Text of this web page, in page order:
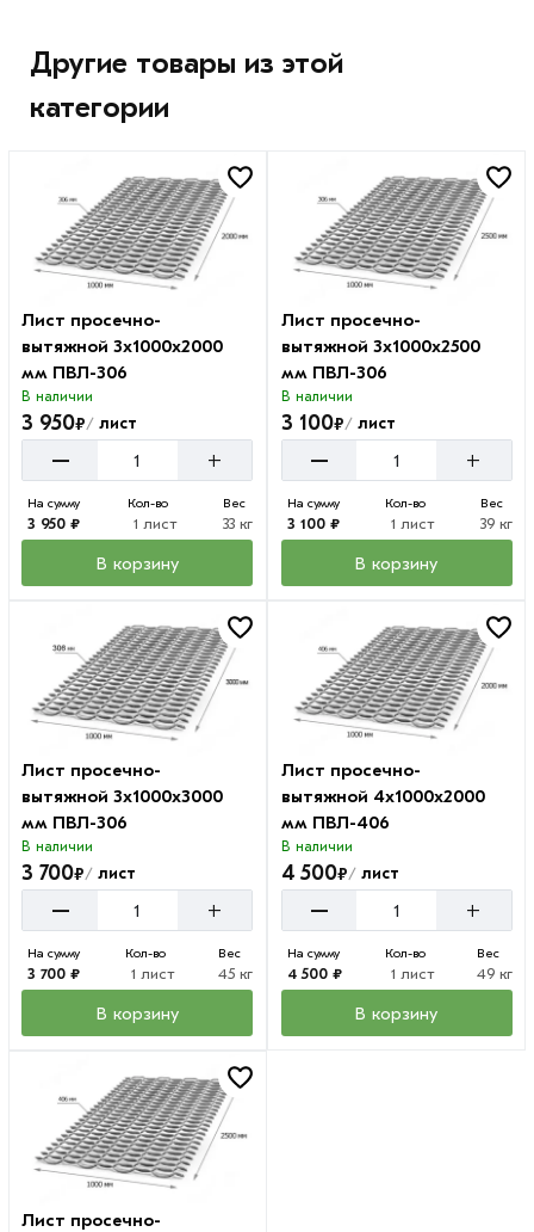
Другие товары из этой
категории
Лист просечно-
вытяжной 3х1000х2000
мм ПВЛ-306
В наличии
3 950₽/ лист
– +
На сумму
3 950 ₽
Кол-во
1 лист
Вес
33 кг
В корзину
Лист просечно-
вытяжной 3х1000х2500
мм ПВЛ-306
В наличии
3 100₽/лист
– +
На сумму
3 100 ₽
Кол-во
1 лист
Вес
39 кг
В корзину
Лист просечно-
вытяжной 3х1000х3000
мм ПВЛ-306
В наличии
3 700₽/ лист
– +
На сумму
3 700 ₽
Кол-во
1 лист
Вес
45 кг
В корзину
Лист просечно-
вытяжной 4х1000х2000
мм ПВЛ-406
В наличии
4 500₽/лист
– +
На сумму
4 500 ₽
Кол-во
1 лист
Вес
49 кг
В корзину
Лист просечно-